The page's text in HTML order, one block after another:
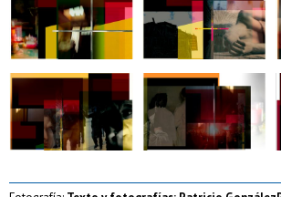
Zoom Zoom